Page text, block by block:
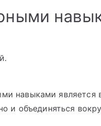
навыками
и объединяться